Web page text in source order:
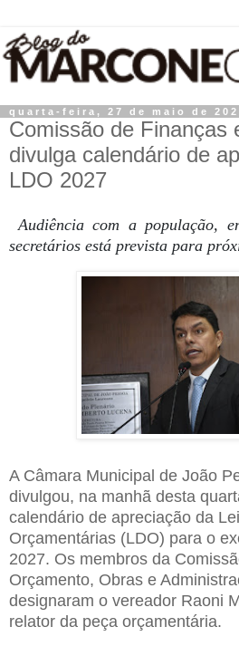
quarta-feira, 27 de maio de
Comissão de Finanças
divulga calendário de
LDO 2027
Audiência com a população,
secretários está prevista para
A Câmara Municipal de João
divulgou, na manhã desta
calendário de apreciação da
Orçamentárias (LDO) para o
2027. Os membros da
Orçamento, Obras e
designaram o vereador Raoni
relator da peça orçamentária.